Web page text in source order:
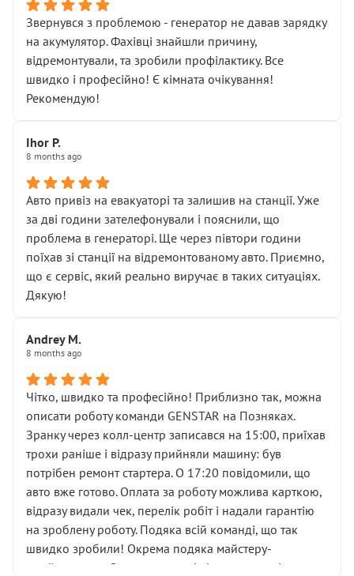
послуга. Тим більше, я був поруч і жодної реальної
діагностики ходової не проводилось. Після
зауваження гроші за цю “послугу” повернули, що
лише підтвердило мою правоту.
Але головне — я виїжджаю з боксу, і скрип у гальмах
залишився таким самим, як і був. Тобто оплачена
Далі ситуація тільки погіршилась:
• сказали, що тепер “потрібно знімати колеса”
• що біля авто стояти вже не можна
• почали озвучувати купу додаткових робіт без
чіткого пояснення
( ну все зняли та доробили) дякую!
Окремий момент, який виглядає абсурдно:
мені заявили, що бачок гальмівної рідини потрібно
міняти разом із головним гальмівним циліндром у
Для людини, яка хоча б трохи розуміється на техніці,
це звучить як мінімум непрофесійно, а як максимум —
спроба продати дорогий вузол замість елементарних
ущільнювачів.
Що прикро — це не перший мій візит. Раніше міняв у
вас стартер, і тоді сервіс наче справив хороше
враження. Але згодом знайшов декілька гайок під
лобовим склом. Мені пояснили, що це “старі гайки, які
відкручували”, і попросили не хвилюватися. ( надіюсь
новий власник, не застяг в полі))
Але після нинішнього візиту такі дрібниці вже не
здаються дрібницями.
Я — клієнт, який працює на довірі, і саме її цей сервіс
Звернувся з проблемою - генератор не давав зарядку
на акумулятор. Фахівці знайшли причину,
відремонтували, та зробили профілактику. Все
швидко і професійно! Є кімната очікування!
Рекомендую!
Ihor P.
8 months ago
Авто привіз на евакуаторі та залишив на станції. Уже
за дві години зателефонували і пояснили, що
проблема в генераторі. Ще через півтори години
поїхав зі станції на відремонтованому авто. Приємно,
що є сервіс, який реально виручає в таких ситуаціях.
Дякую!
Andrey M.
8 months ago
Чітко, швидко та професійно! Приблизно так, можна
описати роботу команди GENSTAR на Позняках.
Зранку через колл-центр записався на 15:00, приїхав
трохи раніше і відразу прийняли машину: був
потрібен ремонт стартера. О 17:20 повідомили, що
авто вже готово. Оплата за роботу можлива карткою,
відразу видали чек, перелік робіт і надали гарантію
на зроблену роботу. Подяка всій команді, що так
швидко зробили! Окрема подяка майстеру-
приймальнику Олександру: всі чітко та по суті.